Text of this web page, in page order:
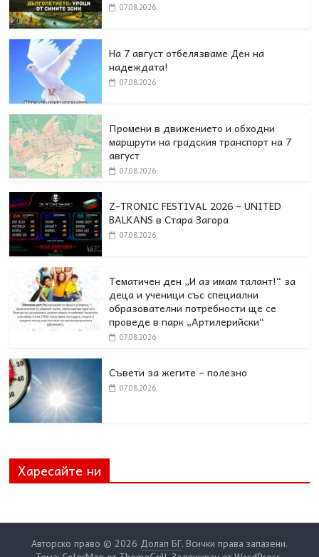
07.08.2026
На 7 август отбелязваме Ден на
надеждата!
07.08.2026
Промени в движението и обходни
маршрути на градския транспорт на 7
август
07.08.2026
Z-TRONIC FESTIVAL 2026 – UNITED
BALKANS в Стара Загора
07.08.2026
Тематичен ден „И аз имам талант!“ за
деца и ученици със специални
образователни потребности ще се
проведе в парк „Артилерийски“
07.08.2026
Съвети за жегите – полезно
07.08.2026
Харесайте ни
Авторско право © 2026 Долап БГ. Всички права запазени.